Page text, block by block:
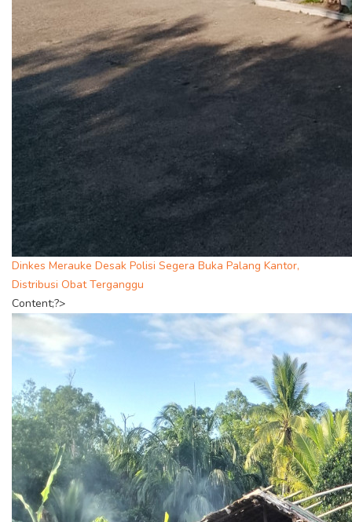
Dinkes Merauke Desak Polisi Segera Buka Palang Kantor,
Distribusi Obat Terganggu
Content;?>